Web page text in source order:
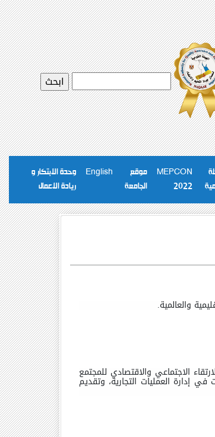
MEPCON
2022
موقع
الجامعة
English
وحدة الابتكار و
ريادة الاعمال
والعالمية.
الاجتماعي والاقتصادي للمجتمع
إدارة العمليات التجارية، وتقديم